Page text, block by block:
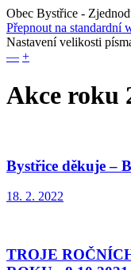
Obec Bystřice -
Přepnout na standardní
Nastavení velikosti
— +
Akce roku
Bystřice děkuje –
18. 2. 2022
TROJE